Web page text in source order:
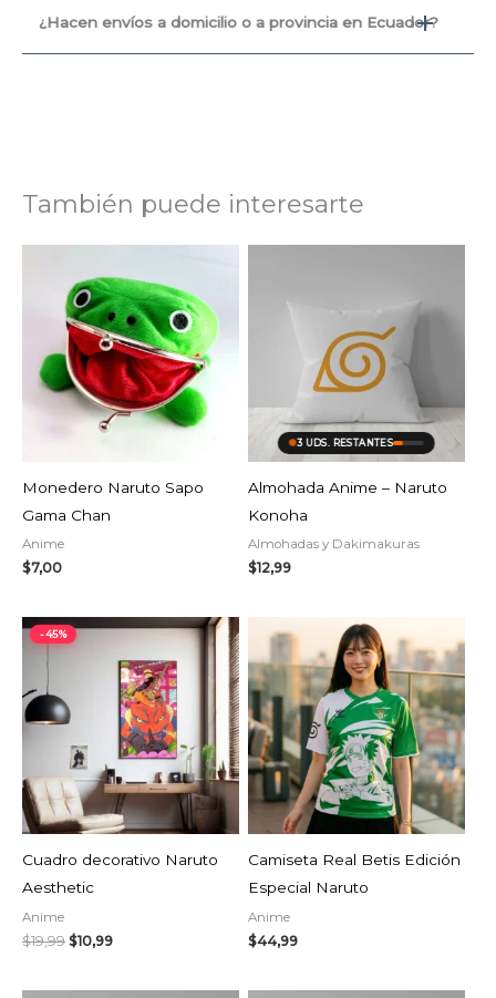
¿Hacen envíos a domicilio o a provincia en Ecuador?
También puede interesarte
AGOTADO
Monedero Naruto Sapo
Gama Chan
Anime
$7,00
3 UDS. RESTANTES
Almohada Anime – Naruto
Konoha
Almohadas y Dakimakuras
$12,99
-45%
AGOTADO
Cuadro decorativo Naruto
Aesthetic
Anime
$19,99
El
precio
original
$10,99
El
actual
es:
$10,99.
AGOTADO
Camiseta Real Betis Edición
Especial Naruto
Anime
$44,99